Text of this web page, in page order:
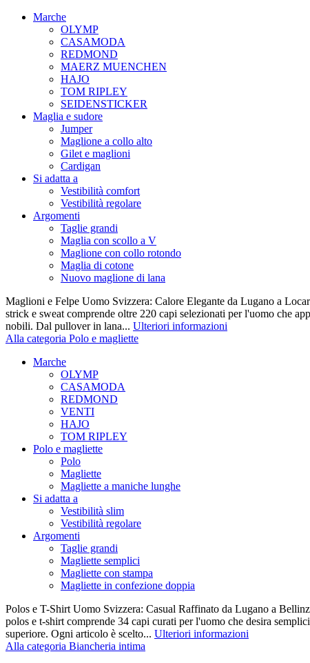
Marche
OLYMP
CASAMODA
REDMOND
MAERZ MUENCHEN
HAJO
TOM RIPLEY
SEIDENSTICKER
Maglia e sudore
Jumper
Maglione a collo alto
Gilet e maglioni
Cardigan
Si adatta a
Vestibilità comfort
Vestibilità regolare
Argomenti
Taglie grandi
Maglia con scollo a V
Maglione con collo rotondo
Maglia di cotone
Nuovo maglione di lana
Maglioni e Felpe Uomo Svizzera: Calore Elegante da Lugano a
strick e sweat comprende oltre 220 capi selezionati per l'uomo che
nobili. Dal pullover in lana... Ulteriori informazioni
Alla categoria Polo e magliette
Marche
OLYMP
CASAMODA
REDMOND
VENTI
HAJO
TOM RIPLEY
Polo e magliette
Polo
Magliette
Magliette a maniche lunghe
Si adatta a
Vestibilità slim
Vestibilità regolare
Argomenti
Taglie grandi
Magliette semplici
Magliette con stampa
Magliette in confezione doppia
Polos e T-Shirt Uomo Svizzera: Casual Raffinato da Lugano a
polos e t-shirt comprende 34 capi curati per l'uomo che desira
superiore. Ogni articolo è scelto... Ulteriori informazioni
Alla categoria Biancheria intima